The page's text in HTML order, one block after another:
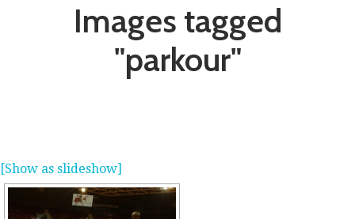
Images tagged
"parkour"
[Show as slideshow]